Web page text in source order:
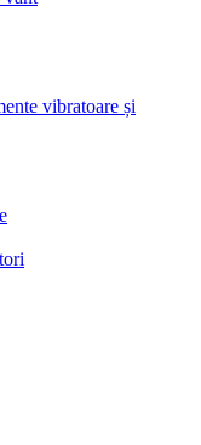
vibratoare și